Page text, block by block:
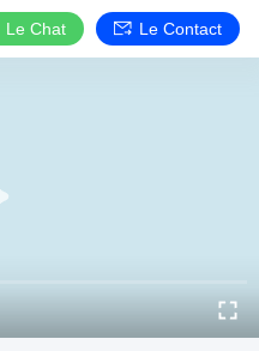
Le Chat Le Contact